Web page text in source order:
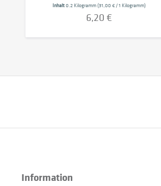
Inhalt0.2 Kilogramm(31,00 € / 1 Kilogramm)
6,20 €
Information